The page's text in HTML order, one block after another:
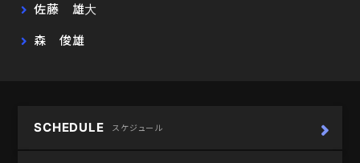
佐藤 雄大
森 俊雄
SCHEDULE スケジュール